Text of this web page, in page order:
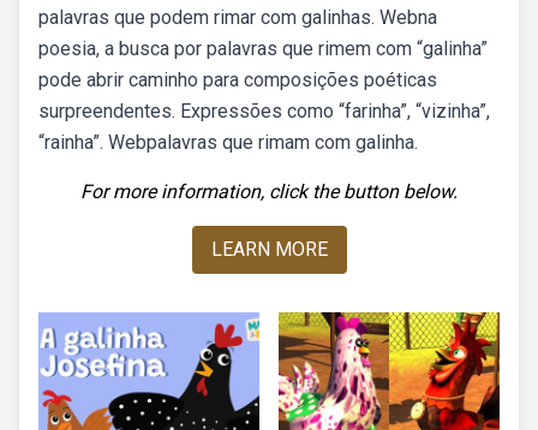
palavras que podem rimar com galinhas. Webna
poesia, a busca por palavras que rimem com “galinha”
pode abrir caminho para composições poéticas
surpreendentes. Expressões como “farinha”, “vizinha”,
“rainha”. Webpalavras que rimam com galinha.
For more information, click the button below.
LEARN MORE